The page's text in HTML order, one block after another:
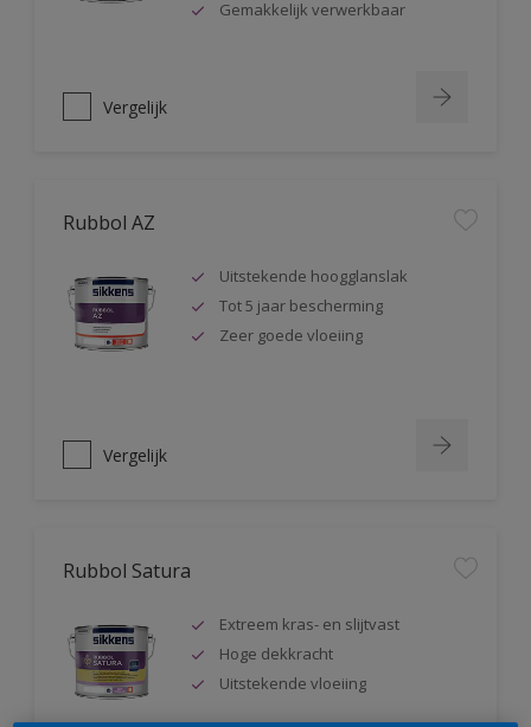
Gemakkelijk verwerkbaar
Vergelijk
Rubbol AZ
Uitstekende hoogglanslak
Tot 5 jaar bescherming
Zeer goede vloeiing
Vergelijk
Rubbol Satura
Extreem kras- en slijtvast
Hoge dekkracht
Uitstekende vloeiing